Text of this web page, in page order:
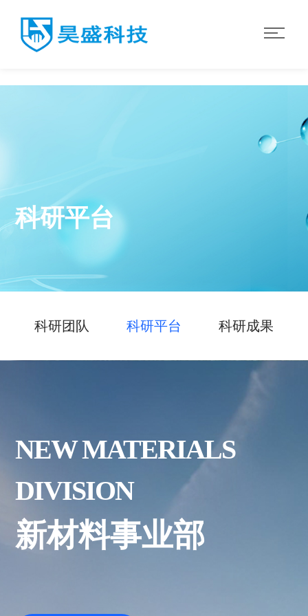
科研平台
科研团队 科研平台 科研成果
NEW MATERIALS
DIVISION
新材料事业部